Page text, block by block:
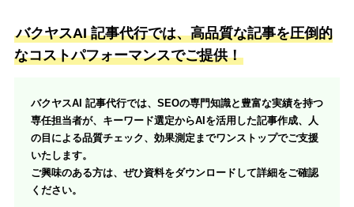
バクヤスAI 記事代行では、高品質な記事を圧倒的
なコストパフォーマンスでご提供！
バクヤスAI 記事代行では、SEOの専門知識と豊富な実績を持つ
専任担当者が、キーワード選定からAIを活用した記事作成、人
の目による品質チェック、効果測定までワンストップでご支援
いたします。
ご興味のある方は、ぜひ資料をダウンロードして詳細をご確認
ください。